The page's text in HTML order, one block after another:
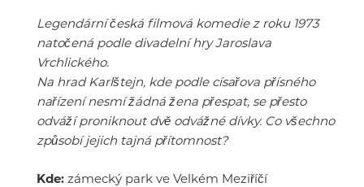
Legendární česká filmová komedie z roku 1973
natočená podle divadelní hry Jaroslava
Vrchlického.
Na hrad Karlštejn, kde podle císařova přísného
nařízení nesmí žádná žena přespat, se přesto
odváží proniknout dvě odvážné dívky. Co všechno
způsobí jejich tajná přítomnost?
Kde: zámecký park ve Velkém Meziříčí